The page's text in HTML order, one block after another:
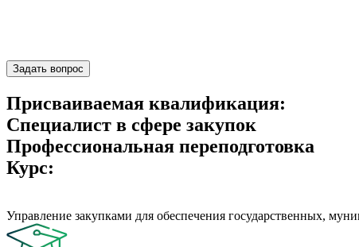
Задать вопрос
Присваиваемая квалификация:
Специалист в сфере закупок
Профессиональная переподготовка
Курс:
Управление закупками для обеспечения государственных,